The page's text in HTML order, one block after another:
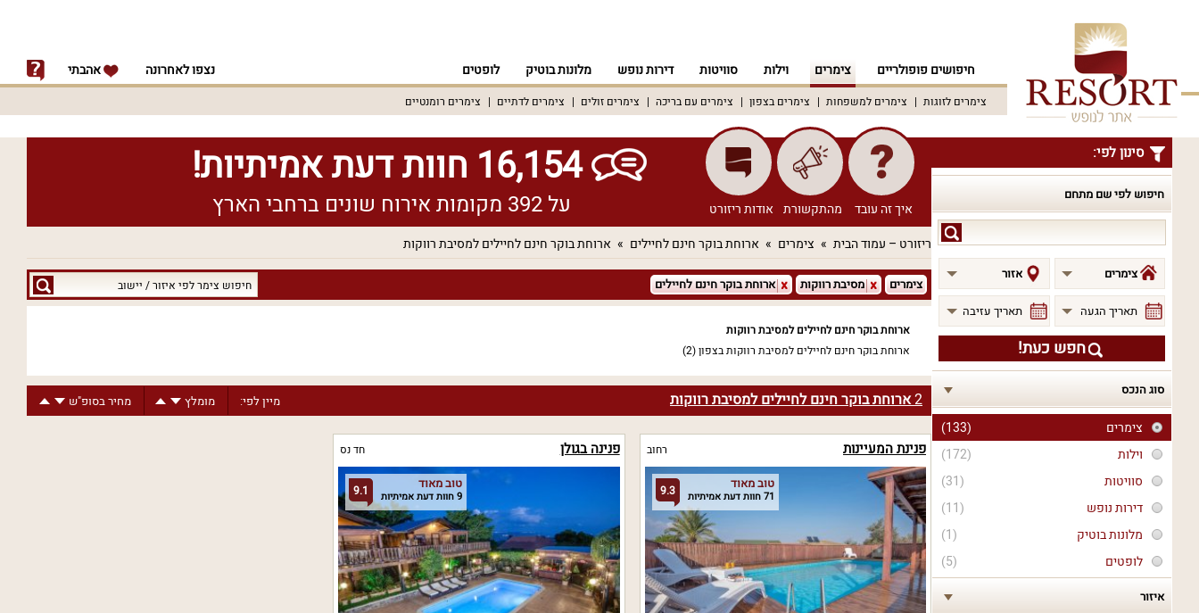
חיפושים פופולריים צימרים וילות סוויטות דירות נופש מלונות בוטיק לופטים נצפו לאחרונה אהבתי
צימרים לזוגות צימרים למשפחות צימרים בצפון צימרים עם בריכה צימרים זולים צימרים לדתיים צימרים רומנטיים
סינון לפי:
חיפוש לפי שם מתחם
לפי
שם
מתחם
צימרים אזור
תאריך הגעה תאריך עזיבה
חפש כעת!
סוג הנכס
(133)
צימרים
(172)
וילות
(31)
סוויטות
(11)
דירות נופש
(1)
מלונות בוטיק
(5)
לופטים
איזור
איך זה עובד מהתקשורת אודות ריזורט
16,154 חוות דעת אמיתיות!
על 392 מקומות אירוח שונים ברחבי הארץ
ריזורט – עמוד הבית צימרים ארוחת בוקר חינם לחיילים ארוחת בוקר חינם לחיילים למסיבת רווקות
חיפוש
צימר
יישוב
צימרים מסיבת רווקות ארוחת בוקר חינם לחיילים
ארוחת בוקר חינם לחיילים למסיבת רווקות
ארוחת בוקר חינם לחיילים למסיבת רווקות בצפון(2)
2ארוחת בוקר חינם לחיילים למסיבת רווקות מיין לפי: מומלץ מחיר בסופ"ש
פנינת המעיינות רחוב
9.3 טוב מאוד
71 חוות דעת אמיתיות
פנינה בגולן חד נס
9.1 טוב מאוד
9 חוות דעת אמיתיות